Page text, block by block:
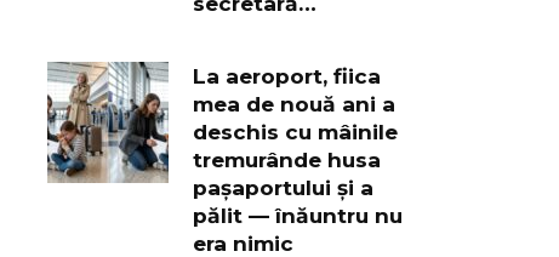
La aeroport, fiica
mea de nouă ani a
deschis cu mâinile
tremurânde husa
pașaportului și a
pălit — înăuntru nu
era nimic